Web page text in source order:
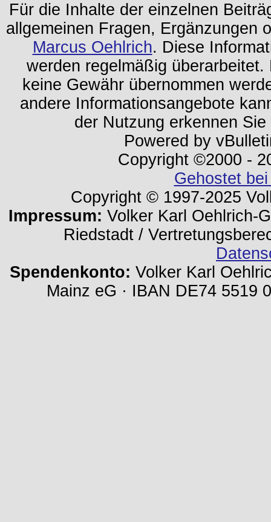
Für die Inhalte der einzelnen
allgemeinen Fragen, Ergänzungen
Marcus Oehlrich. Diese
werden regelmäßig
keine Gewähr übernommen
andere Informationsangebote
der Nutzung erkennen
Powered by
Copyright ©2000 -
Gehostet
Copyright © 1997-2025
Impressum: Volker Karl Oehlrich-
Riedstadt /
Spendenkonto: Volker Karl
Mainz eG · IBAN DE74 5519